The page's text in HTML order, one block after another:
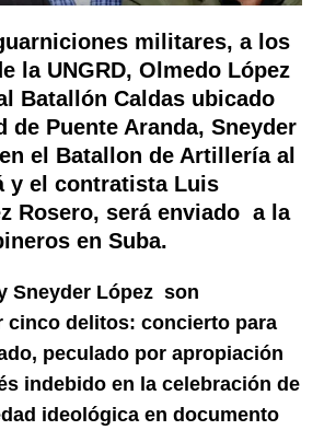
militares, a los
la UNGRD, Olmedo López
Batallón Caldas ubicado
de Puente Aranda, Sneyder
el Batallon de Artillería al
y el contratista Luis
Rosero, será enviado a la
en Suba.
Sneyder López son
cinco delitos: concierto para
peculado por apropiación
indebido en la celebración de
ideológica en documento